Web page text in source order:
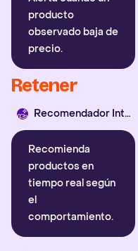
producto
observado baja de
precio.
Retener
Recomendador Inteligente
Recomienda
productos en
tiempo real según
el
comportamiento.